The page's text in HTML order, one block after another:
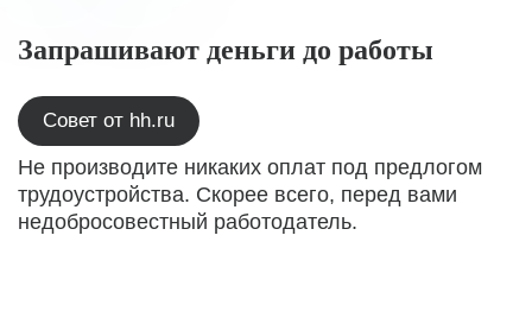
Запрашивают деньги до работы
Совет от hh.ru
Не производите никаких оплат под предлогом
трудоустройства. Скорее всего, перед вами
недобросовестный работодатель.